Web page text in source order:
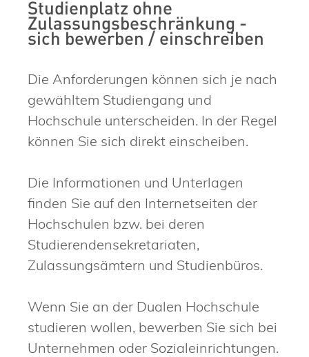
Studienplatz ohne
Zulassungsbeschränkung -
sich bewerben / einschreiben
Die Anforderungen können sich je nach
gewähltem Studiengang und
Hochschule unterscheiden. In der Regel
können Sie sich direkt einscheiben.
Die Informationen und Unterlagen
finden Sie auf den Internetseiten der
Hochschulen bzw. bei deren
Studierendensekretariaten,
Zulassungsämtern und Studienbüros.
Wenn Sie an der Dualen Hochschule
studieren wollen, bewerben Sie sich bei
Unternehmen oder Sozialeinrichtungen.